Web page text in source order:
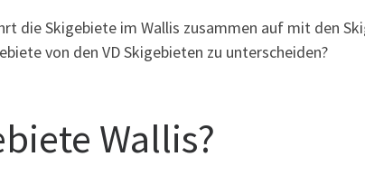
die Skigebiete im Wallis zusammen auf mit den
von den VD Skigebieten zu unterscheiden?
Wallis?